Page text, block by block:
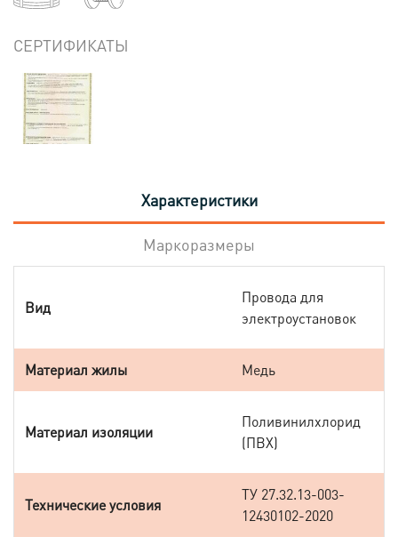
СЕРТИФИКАТЫ
Характеристики
Маркоразмеры
Вид
Провода для
электроустановок
Материал жилы Медь
Материал изоляции
Поливинилхлорид
(ПВХ)
Технические условия
ТУ 27.32.13-003-
12430102-2020